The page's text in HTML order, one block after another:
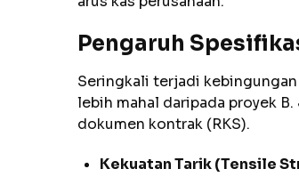
Pengaruh
Seringkali terjadi kebingungan
lebih mahal daripada proyek
dokumen kontrak (RKS).
Kekuatan Tarik (Tensile